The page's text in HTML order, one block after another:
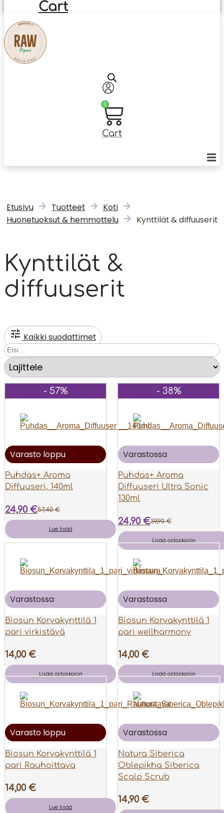
Cart
0
Cart
Etusivu Tuotteet
Koti
Huonetuoksut & hemmottelu
Kynttilät & diffuuserit
Kynttilät &
diffuuserit
Kaikki suodattimet
- 57%
Varasto loppu
Puhdas+ Aroma
Diffuuseri, 140ml
57,40€
Alkuperäinen
57,40 €.
24,90 €
Nykyinen
24,90 €.
Lue lisää
- 38%
Varastossa
Puhdas+ Aroma
Diffuuseri Ultra Sonic
130ml
39,90€
Alkuperäinen
hinta
39,90 €.
24,90 €
Nykyinen
hinta
24,90 €.
Lisää ostoskoriin
Varastossa
Biosun Korvakynttilä 1
pari virkistävä
14,00 €
Lisää ostoskoriin
Varastossa
Biosun Korvakynttilä 1
pari wellharmony
14,00 €
Lisää ostoskoriin
Varasto loppu
Biosun Korvakynttilä 1
pari Rauhoittava
14,00 €
Lue lisää
Varastossa
Natura Siberica
Oblepikha Siberica
Scalp Scrub
14,90 €